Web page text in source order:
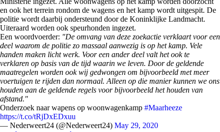
en ook het terrein rondom de wagens en het kamp wordt uitgespit. De
politie wordt daarbij ondersteund door de Koninklijke Landmacht.
Uiteraard worden ook speurhonden ingezet.
Een woordvoerder: "De omvang van deze zoekactie verklaart voor een
deel waarom de politie zo massaal aanwezig is op het kamp. Vele
handen maken licht werk. Voor een ander deel valt het ook te
verklaren op basis van de tijd waarin we leven. Door de geldende
maatregelen worden ook wij gedwongen om bijvoorbeeld met meer
voertuigen te rijden dan normaal. Alleen op die manier kunnen we ons
houden aan de geldende regels voor bijvoorbeeld het houden van
afstand."
Onderzoek naar wapens op woonwagenkamp #Maarheeze
https://t.co/tRjDxEDxuu
— Nederweert24 (@Nederweert24) May 29, 2020